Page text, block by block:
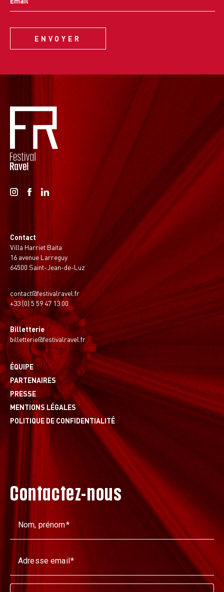
Contact
Villa Harriet Baita
16 avenue Larreguy
64500 Saint-Jean-de-Luz
contact@festivalravel.fr
+33 (0) 5 59 47 13 00
Billetterie
billetterie@festivalravel.fr
ÉQUIPE
PARTENAIRES
PRESSE
MENTIONS LÉGALES
POLITIQUE DE CONFIDENTIALITÉ
Contactez-nous
Nom, prénom
Adresse email